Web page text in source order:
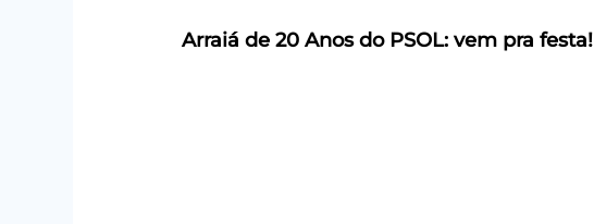
Arraiá de 20 Anos do PSOL: vem pra festa!